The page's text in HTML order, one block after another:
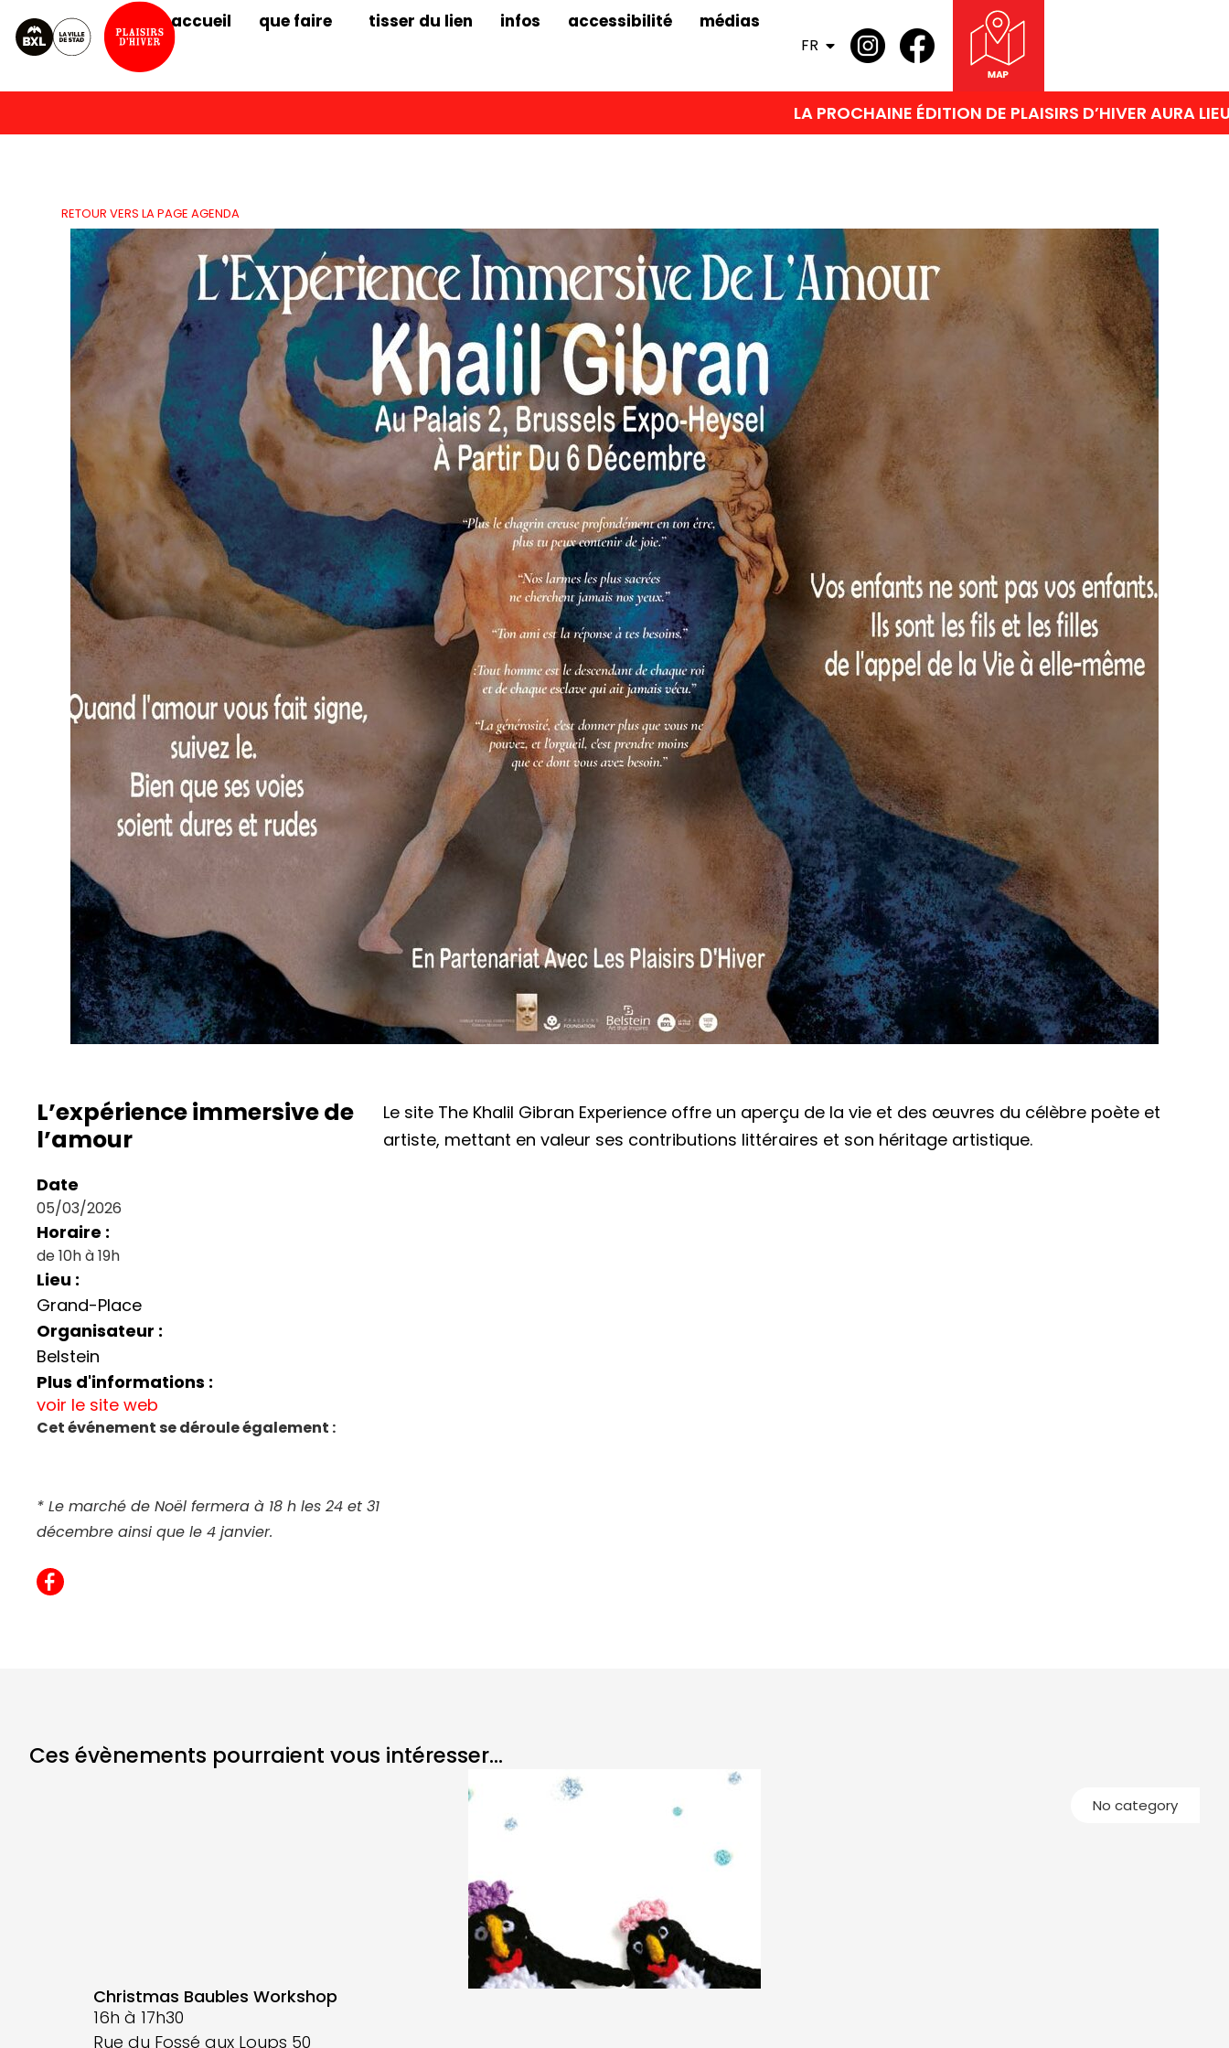
accueil que faire tisser du lien infos accessibilité médias
FR
LA PROCHAINE ÉDITION DE PLAISIRS D’HIVER AURA LIEU DU
RETOUR VERS LA PAGE AGENDA
L’expérience immersive de
l’amour
Date
05/03/2026
Horaire :
de 10h à 19h
Lieu :
Grand-Place
Organisateur :
Belstein
Plus d'informations :
voir le site web
Cet événement se déroule également :
* Le marché de Noël fermera à 18 h les 24 et 31
décembre ainsi que le 4 janvier.
Le site The Khalil Gibran Experience offre un aperçu de la vie et des œuvres du célèbre poète et
artiste, mettant en valeur ses contributions littéraires et son héritage artistique.
Ces évènements pourraient vous intéresser...
No category
Christmas Baubles Workshop
16h à 17h30
Rue du Fossé aux Loups 50